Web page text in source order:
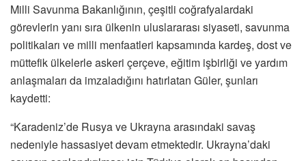
Milli Savunma Bakanlığının, çeşitli coğrafyalardaki
görevlerin yanı sıra ülkenin uluslararası siyaseti, savunma
politikaları ve milli menfaatleri kapsamında kardeş, dost ve
müttefik ülkelerle askeri çerçeve, eğitim işbirliği ve yardım
anlaşmaları da imzaladığını hatırlatan Güler, şunları
kaydetti:
“Karadeniz’de Rusya ve Ukrayna arasındaki savaş
nedeniyle hassasiyet devam etmektedir. Ukrayna’daki